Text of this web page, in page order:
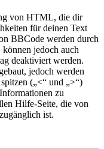
von HTML, die dir
für deinen Text
BBCode werden durch
jedoch auch
deaktiviert werden.
jedoch werden
(„<“ und „>“)
zu
Hilfe-Seite, die von
ist.